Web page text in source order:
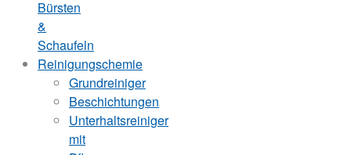
Bürsten
&
Schaufeln
Reinigungschemie
Grundreiniger
Beschichtungen
Unterhaltsreiniger
mit